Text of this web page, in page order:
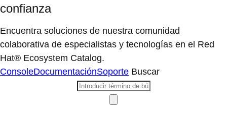
confianza
Encuentra soluciones de nuestra comunidad
colaborativa de especialistas y tecnologías en el Red
Hat® Ecosystem Catalog.
ConsoleDocumentaciónSoporte Buscar